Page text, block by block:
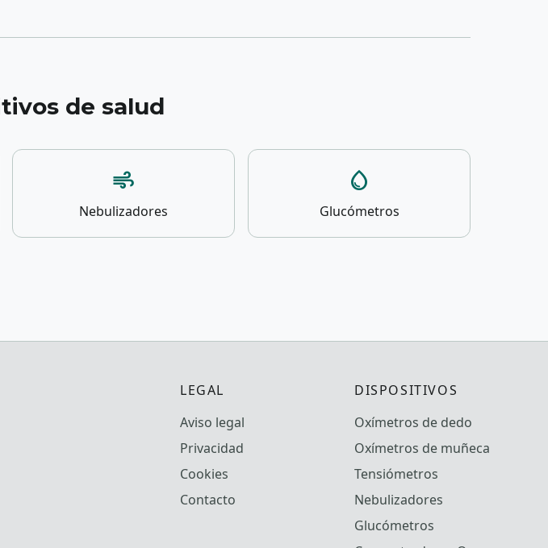
de salud
air
Nebulizadores
water_drop
Glucómetros
LEGAL
Aviso legal
Privacidad
Cookies
Contacto
DISPOSITIVOS
Oxímetros de dedo
Oxímetros de muñeca
Tensiómetros
Nebulizadores
Glucómetros